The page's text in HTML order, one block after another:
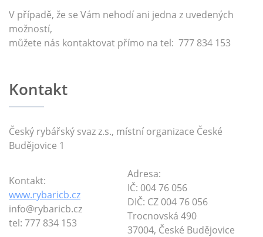
V případě, že se Vám nehodí ani jedna z uvedených
možností,
můžete nás kontaktovat přímo na tel: 777 834 153
Kontakt
Český rybářský svaz z.s., místní organizace České
Budějovice 1
Kontakt:
www.rybaricb.cz
info@rybaricb.cz
tel: 777 834 153
Adresa:
IČ: 004 76 056
DIČ: CZ 004 76 056
Trocnovská 490
37004, České Budějovice